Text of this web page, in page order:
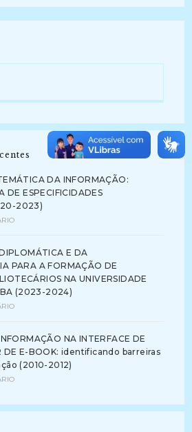
DA INFORMAÇÃO:
DE ESPECIFICIDADES
2023)
E DA
PARA A FORMAÇÃO DE
NA UNIVERSIDADE
(2023-2024)
NA INTERFACE DE
DE E-BOOK: identificando barreiras
(2010-2012)